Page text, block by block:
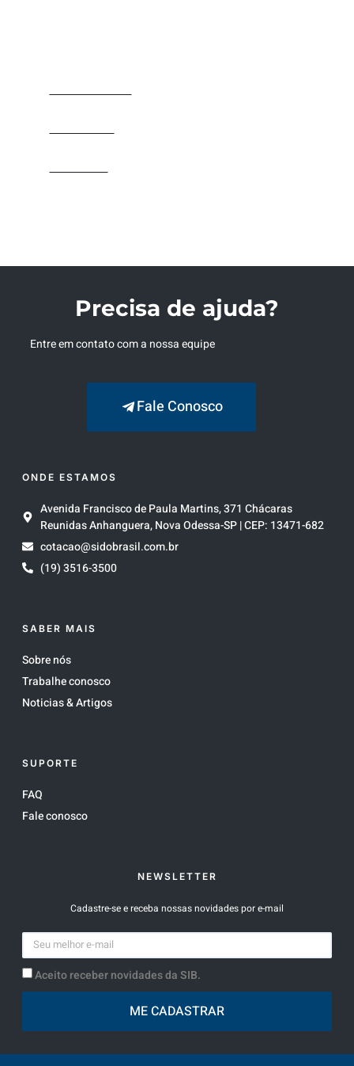
Precisa de ajuda?
Entre em contato com a nossa equipe
Fale Conosco
ONDE ESTAMOS
Avenida Francisco de Paula Martins, 371 Chácaras
Reunidas Anhanguera, Nova Odessa-SP | CEP: 13471-682
cotacao@sidobrasil.com.br
(19) 3516-3500
SABER MAIS
Sobre nós
Trabalhe conosco
Noticias & Artigos
SUPORTE
FAQ
Fale conosco
NEWSLETTER
Cadastre-se e receba nossas novidades por e-mail
Aceito receber novidades da SIB.
ME CADASTRAR